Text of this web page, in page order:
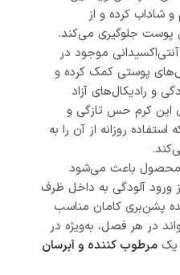
شاداب کرده و از
پوست جلوگیری می‌کند.
موجود در
پوستی کمک کرده و
و رادیکال‌های آزاد
این کرم حس تازگی و
روزانه از آن را به
محصول باعث می‌شود
ورود آلودگی به داخل ظرف
پشن‌بری کامان مناسب
در هر فصل، به‌ویژه در
یک مرطوب کننده و آبرسان